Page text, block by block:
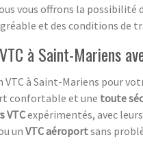
vous offrons la possibilité
et des conditions de
à Saint-Mariens
VTC à Saint-Mariens pour
confortable et une toute
VTCexpérimentés, avec
un VTC aéroportsans